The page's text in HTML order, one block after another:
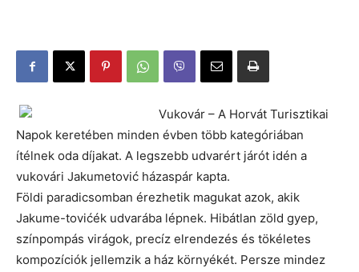
Vukovár – A Horvát Turisztikai
Napok keretében minden évben több kategóriában
ítélnek oda díjakat. A legszebb udvarért járót idén a
vukovári Jakumetović házaspár kapta.
Földi paradicsomban érezhetik magukat azok, akik
Jakume-tovićék udvarába lépnek. Hibátlan zöld gyep,
színpompás virágok, precíz elrendezés és tökéletes
kompozíciók jellemzik a ház környékét. Persze mindez